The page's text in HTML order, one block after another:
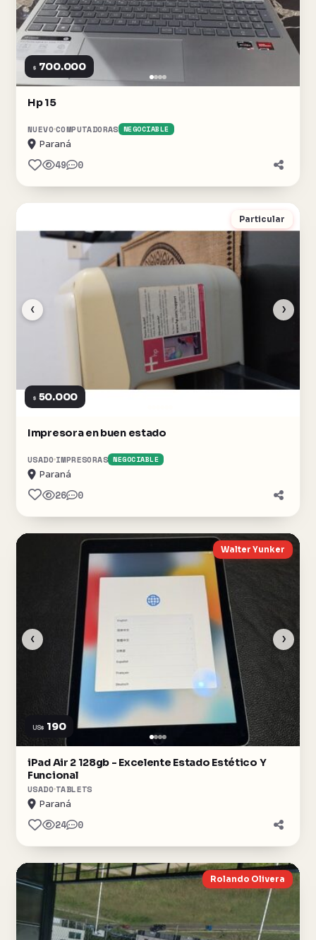
$ 700.000
Hp 15
NUEVO COMPUTADORAS NEGOCIABLE
Paraná
49 0
‹ ›
Particular
$ 50.000
Impresora en buen estado
USADO IMPRESORAS NEGOCIABLE
Paraná
26 0
‹ ›
Walter Yunker
US$ 190
iPad Air 2 128gb - Excelente Estado Estético Y
Funcional
USADO TABLETS
Paraná
24 0
Rolando Olivera